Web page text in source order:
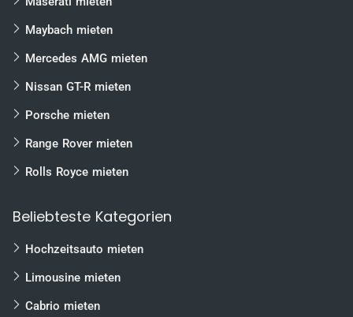
Berlin
München
Hamburg
Frankfurt
Düsseldorf
Hannover
Rostock
Nürnberg
Bremen
Maybach mieten
Mercedes AMG mieten
Nissan GT-R mieten
Porsche mieten
Range Rover mieten
Rolls Royce mieten
Beliebteste Kategorien
Hochzeitsauto mieten
Limousine mieten
Cabrio mieten